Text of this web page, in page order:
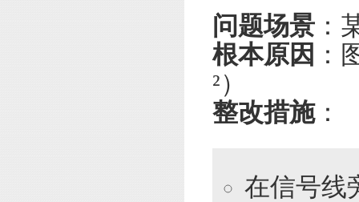
问题场景 ：
根本原因 ：
²）
整改措施：
在信号线